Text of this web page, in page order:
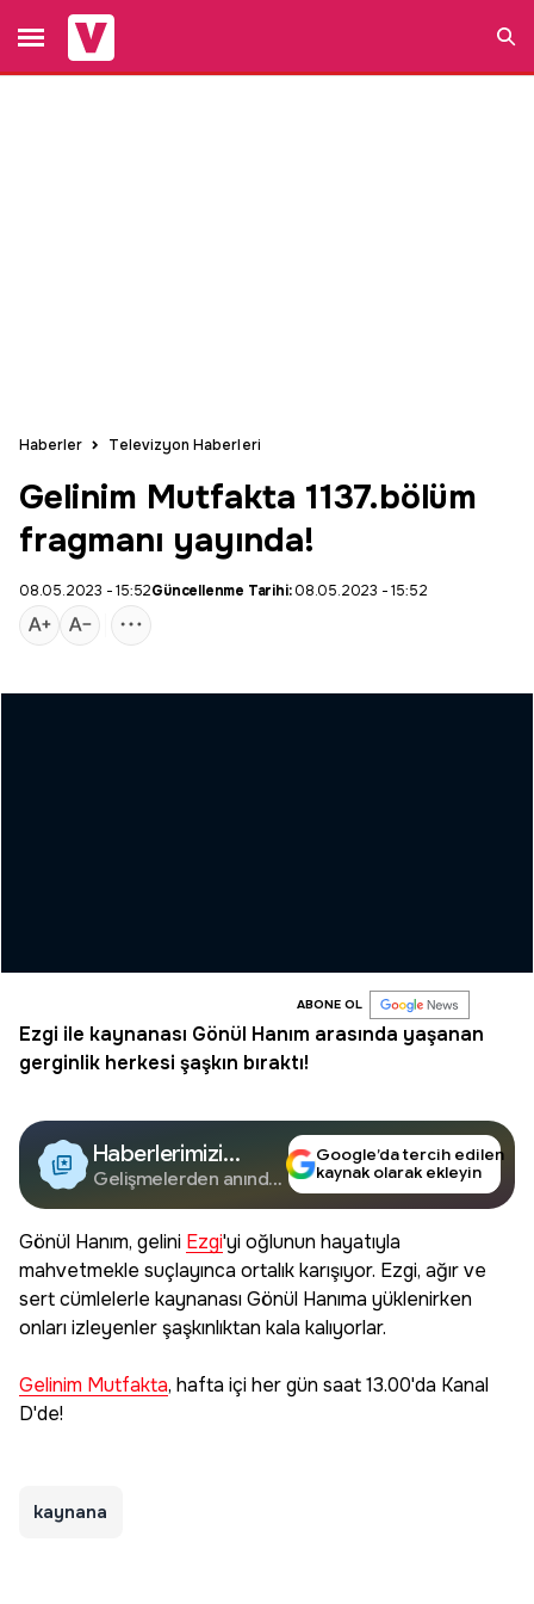
Haberler Televizyon Haberleri
Gelinim Mutfakta 1137.bölüm
fragmanı yayında!
08.05.2023 - 15:52Güncellenme Tarihi:08.05.2023 - 15:52
ABONE OL
Ezgi ile kaynanası Gönül Hanım arasında yaşanan
gerginlik herkesi şaşkın bıraktı!
Haberlerimizi
Google'da Takip
Edin
Gelişmelerden anında
Google’da tercih edilen
kaynak olarak ekleyin
Gönül Hanım, gelini Ezgi'yi oğlunun hayatıyla
mahvetmekle suçlayınca ortalık karışıyor. Ezgi, ağır ve
sert cümlelerle kaynanası Gönül Hanıma yüklenirken
onları izleyenler şaşkınlıktan kala kalıyorlar.
Gelinim Mutfakta, hafta içi her gün saat 13.00'da Kanal
D'de!
kaynana